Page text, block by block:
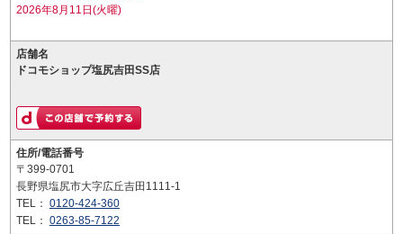
2026年8月11日(火曜)
店舗名
ドコモショップ塩尻吉田SS店
住所/電話番号
〒399-0701
長野県塩尻市大字広丘吉田1111-1
TEL： 0120-424-360
TEL： 0263-85-7122